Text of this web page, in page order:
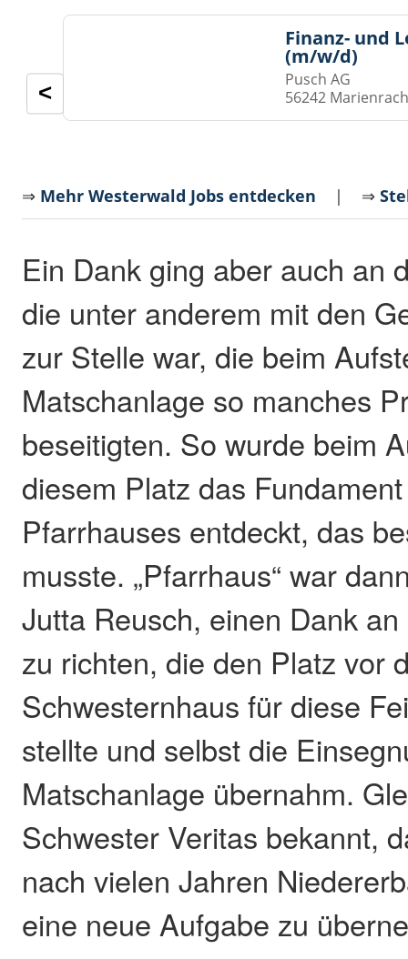
Finanz- und
(m/w/d)
Pusch AG
56242
<
⇒ Mehr Westerwald Jobs entdecken | ⇒
Ein Dank ging aber auch an
die unter anderem mit den
zur Stelle war, die beim
Matschanlage so manches
beseitigten. So wurde beim
diesem Platz das
Pfarrhauses entdeckt, das
musste. „Pfarrhaus“ war
Jutta Reusch, einen Dank
zu richten, die den Platz vor
Schwesternhaus für diese
stellte und selbst die
Matschanlage übernahm.
Schwester Veritas bekannt,
nach vielen Jahren
eine neue Aufgabe zu